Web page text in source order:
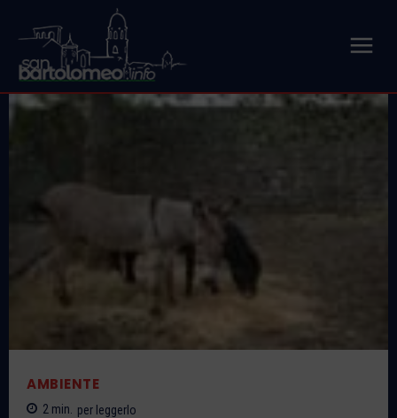
AMBIENTE
2 min. per leggerlo